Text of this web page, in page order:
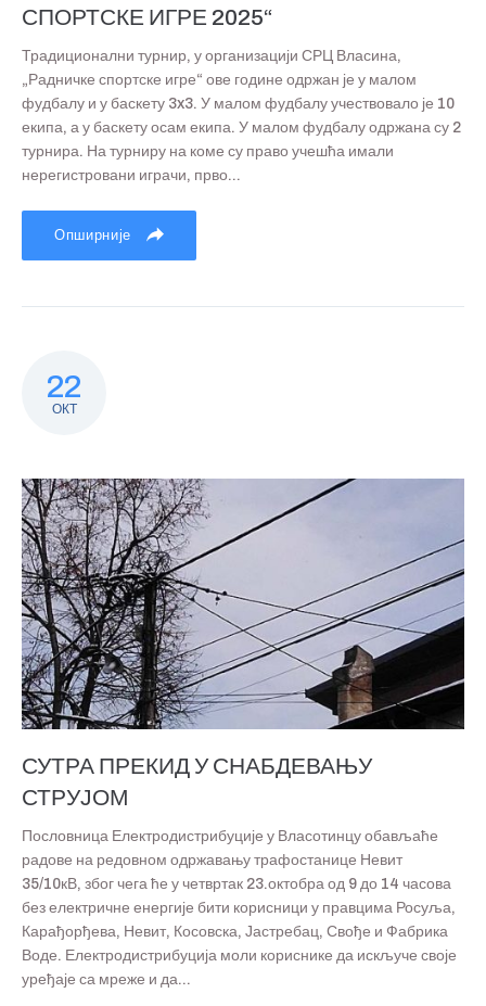
СПОРТСКЕ ИГРЕ 2025“
Традиционални турнир, у организацији СРЦ Власина,
„Радничке спортске игре“ ове године одржан је у малом
фудбалу и у баскету 3x3. У малом фудбалу учествовало је 10
екипа, а у баскету осам екипа. У малом фудбалу одржана су 2
турнира. На турниру на коме су право учешћа имали
нерегистровани играчи, прво...
Опширније
22
ОКТ
СУТРА ПРЕКИД У СНАБДЕВАЊУ
СТРУЈОМ
Пословница Електродистрибуције у Власотинцу обављаће
радове на редовном одржавању трафостанице Невит
35/10кВ, због чега ће у четвртак 23.октобра од 9 до 14 часова
без електричне енергије бити корисници у правцима Росуља,
Карађорђева, Невит, Косовска, Јастребац, Свође и Фабрика
Воде. Електродистрибуција моли кориснике да искључе своје
уређаје са мреже и да...